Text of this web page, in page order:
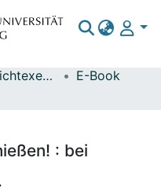
Elektronische Pflichtexemplare
E-Book
: bei